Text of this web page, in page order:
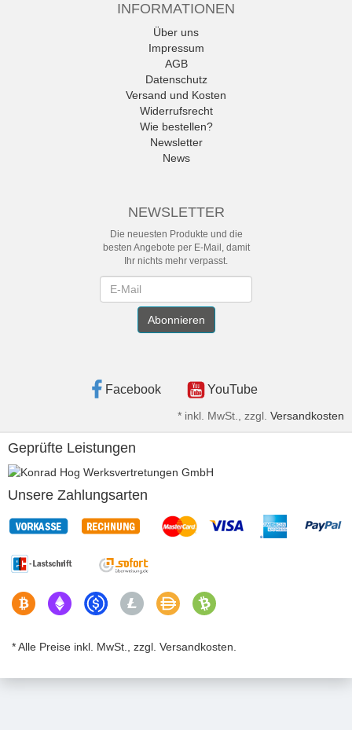
INFORMATIONEN
Über uns
Impressum
AGB
Datenschutz
Versand und Kosten
Widerrufsrecht
Wie bestellen?
Newsletter
News
NEWSLETTER
Die neuesten Produkte und die
besten Angebote per E-Mail, damit
Ihr nichts mehr verpasst.
Abonnieren
Facebook YouTube
* inkl. MwSt., zzgl. Versandkosten
Geprüfte Leistungen
Unsere Zahlungsarten
* Alle Preise inkl. MwSt., zzgl. Versandkosten.